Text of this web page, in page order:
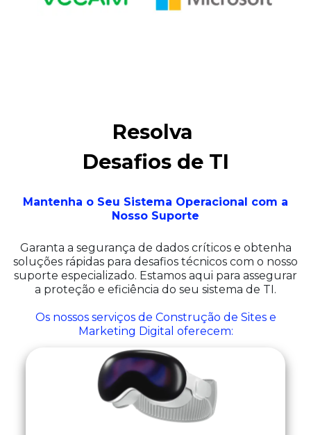
Resolva
Desafios de TI
Mantenha o Seu Sistema Operacional com a
Nosso Suporte
Garanta a segurança de dados críticos e obtenha
soluções rápidas para desafios técnicos com o nosso
suporte especializado. Estamos aqui para assegurar
a proteção e eficiência do seu sistema de TI.
Os nossos serviços de Construção de Sites e
Marketing Digital oferecem: